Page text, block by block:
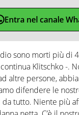
Entra nel canale
sono morti più di
Klitschko -.
altre persone,
difendere le
tutto. Niente più